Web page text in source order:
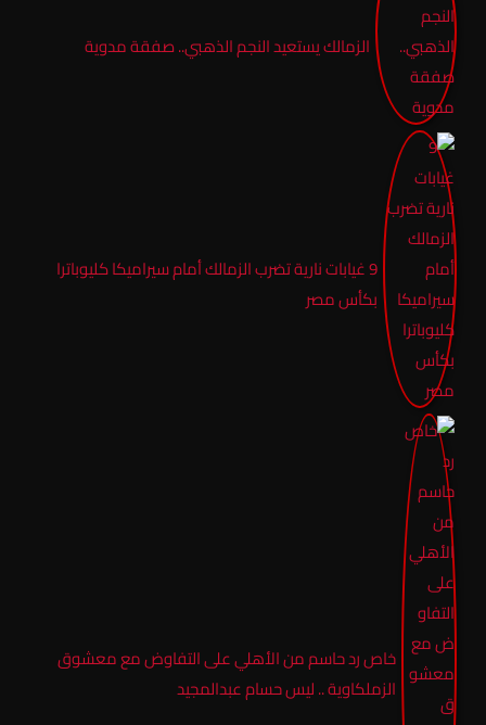
الزمالك يستعيد النجم الذهبي.. صفقة مدوية
9 غيابات نارية تضرب الزمالك أمام سيراميكا كليوباترا
بكأس مصر
خاص رد حاسم من الأهلي على التفاوض مع معشوق
الزملكاوية .. ليس حسام عبدالمجيد